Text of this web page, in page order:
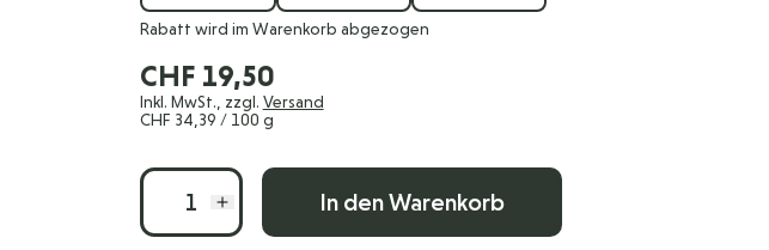
Rabatt wird im Warenkorb abgezogen
CHF 19,50
Inkl. MwSt., zzgl. Versand
CHF 34,39 / 100 g
Menge
In den Warenkorb